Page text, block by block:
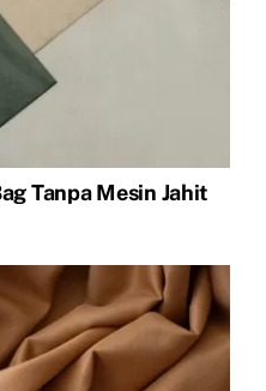
Tanpa Mesin Jahit